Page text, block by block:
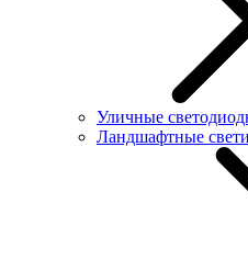
Уличные
Ландшафтные